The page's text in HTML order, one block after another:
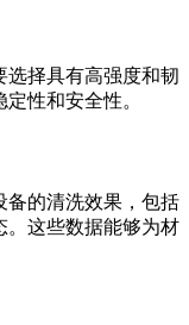
选择具有高强度和韧
性和安全性。
备的清洗效果，包括
。这些数据能够为材